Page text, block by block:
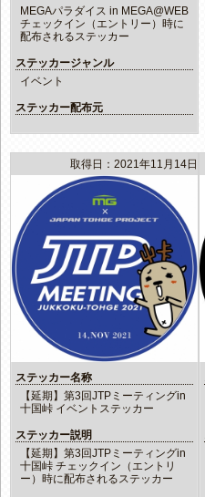
MEGAパラダイス in MEGA@WEB
チェックイン（エントリー）時に
配布されるステッカー
ステッカージャンル
イベント
ステッカー配布元
取得日：2021年11月14日
ステッカー名称
【延期】第3回JTPミーティングin
十国峠 イベントステッカー
ステッカー説明
【延期】第3回JTPミーティングin
十国峠 チェックイン（エントリ
ー）時に配布されるステッカー